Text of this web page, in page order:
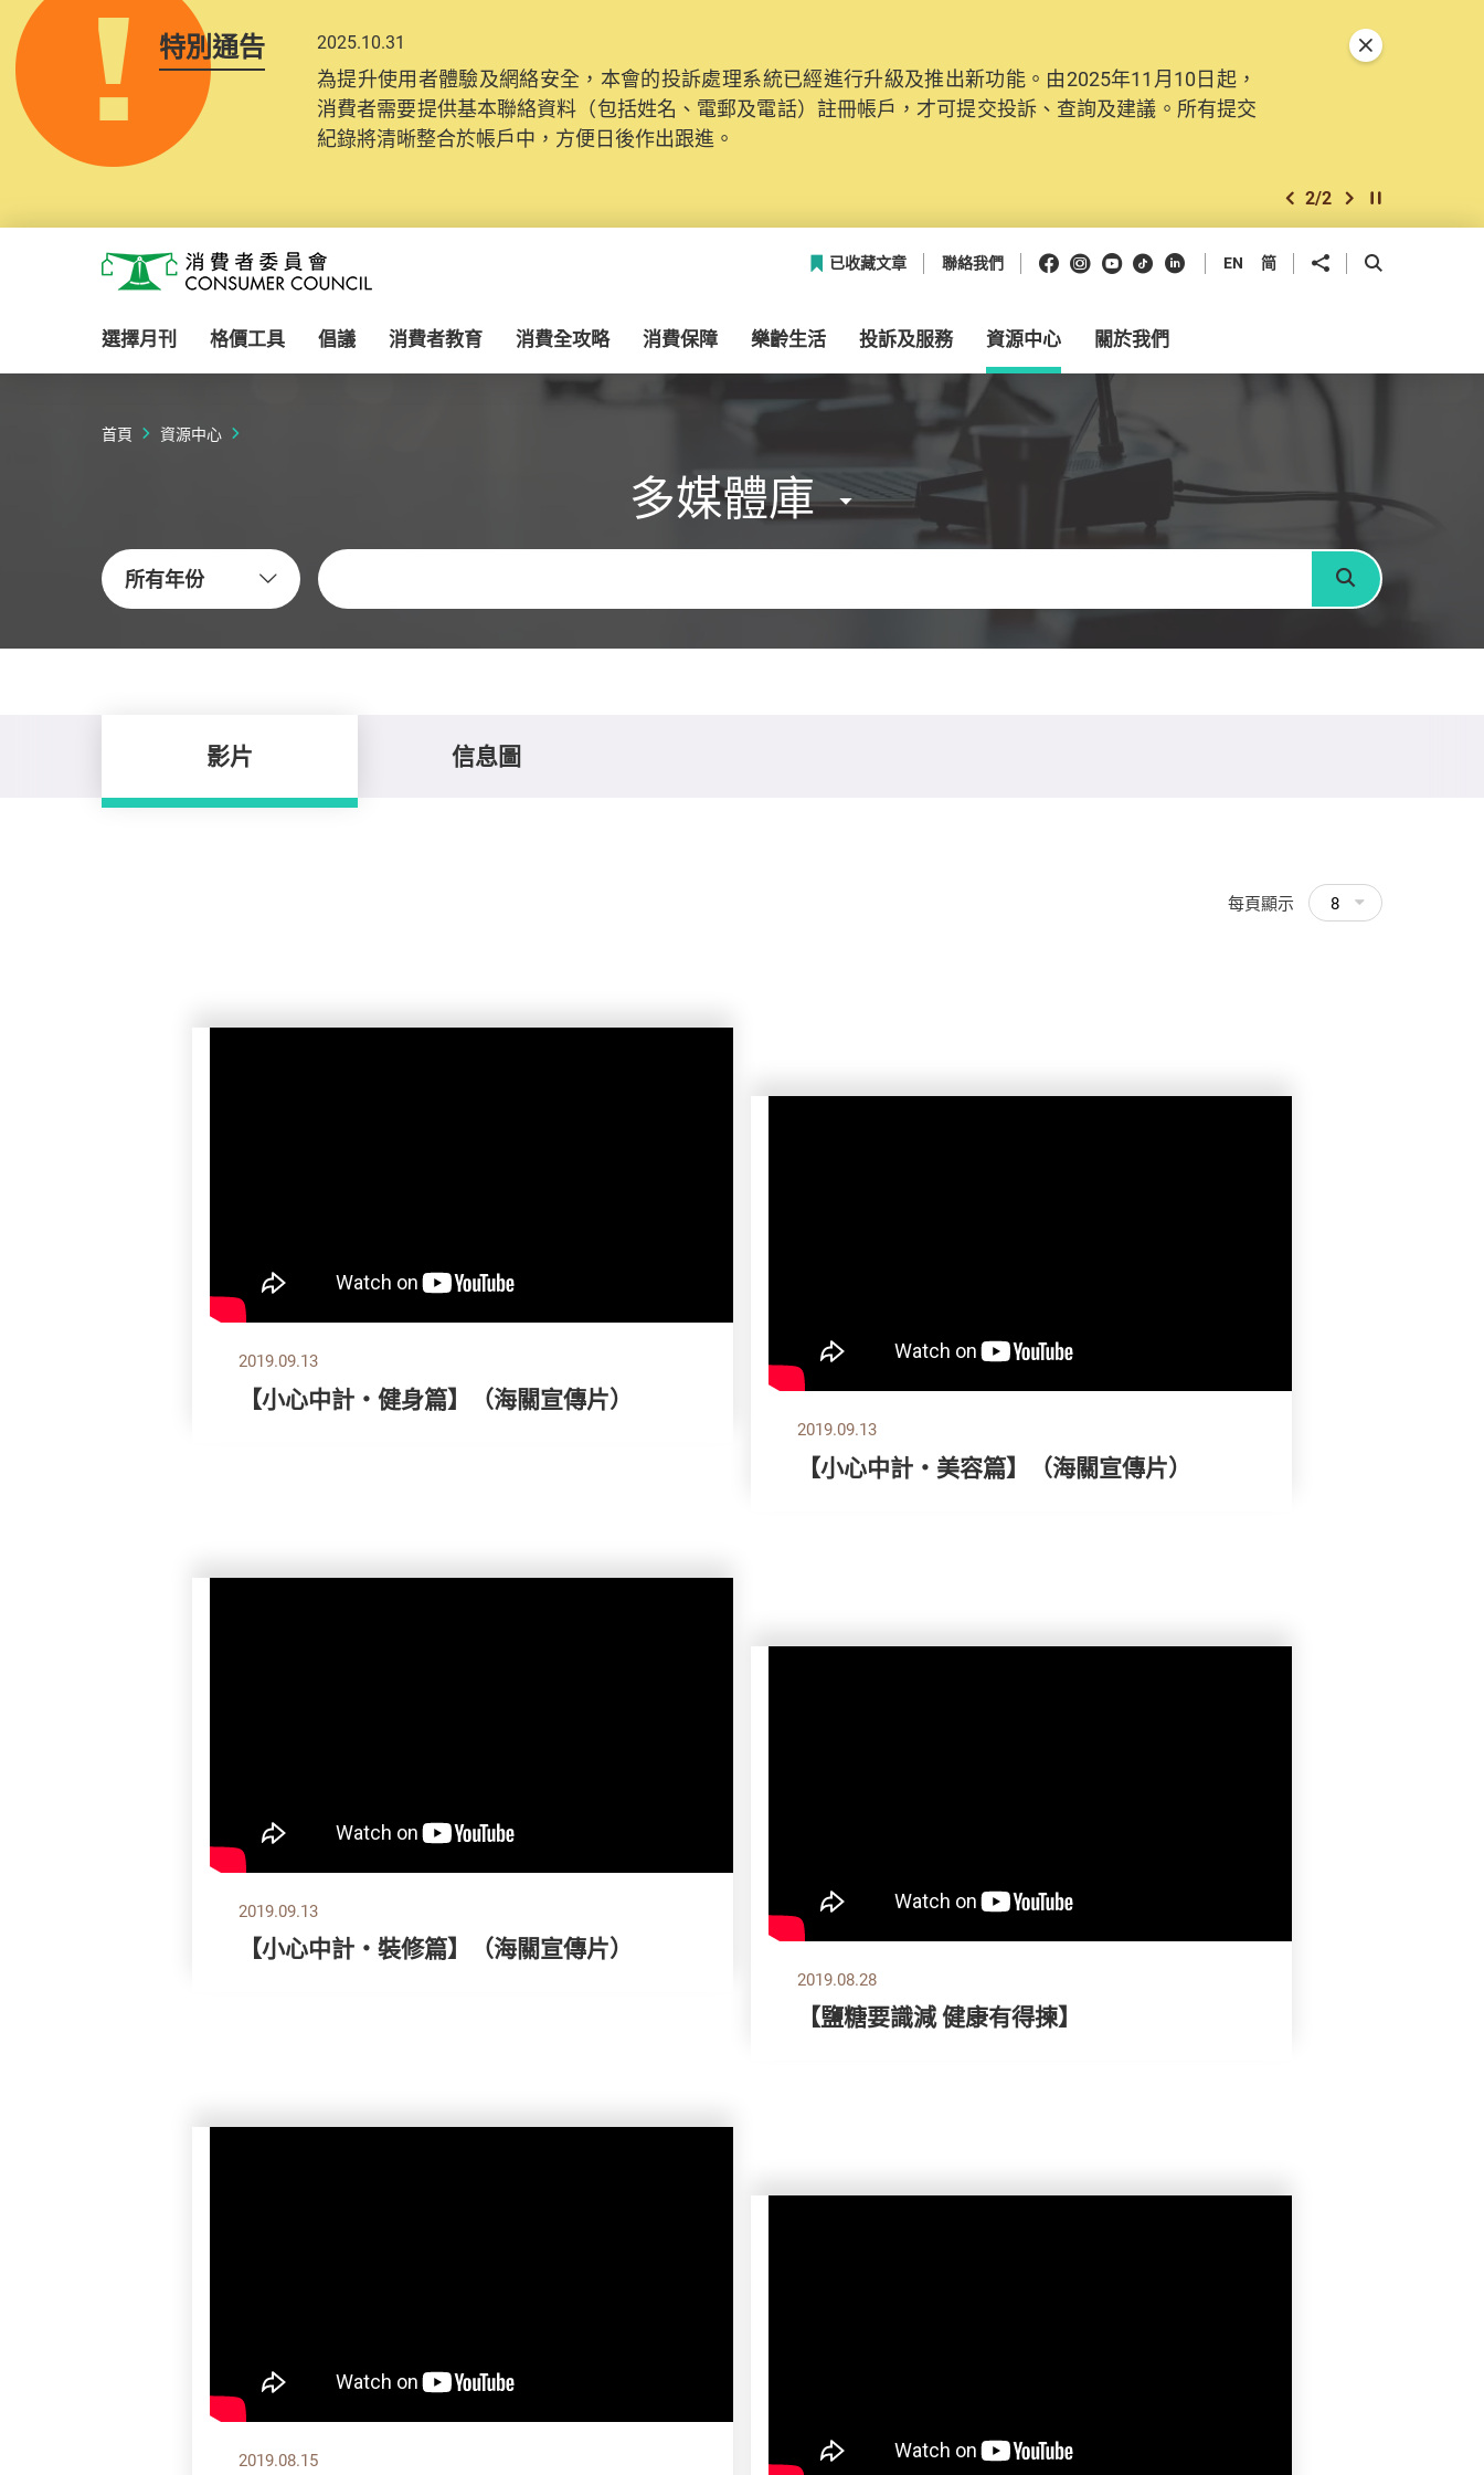
特別通告 2025.10.31
為提升使用者體驗及網絡安全，本會的投訴處理系統已經進行升級及推出新功能。由2025年11月10日起，
消費者需要提供基本聯絡資料（包括姓名、電郵及電話）註冊帳戶，才可提交投訴、查詢及建議。所有提交
紀錄將清晰整合於帳戶中，方便日後作出跟進。
上一個
2/2 下一個開始/暫停幻燈
關閉特別通告
消費者委員會
已收藏文章 聯絡我們 Facebook
Instagram
Youtube
抖音領英 EN 简 分享到 開啟搜尋框
選擇月刊 格價工具 倡議 消費者教育 消費全攻略 消費保障 樂齡生活 投訴及服務 資源中心 關於我們
首頁 資源中心
多媒體庫
所有年份
關鍵字
搜尋
影片 信息圖
每頁顯示 8
2019.09.13
【小心中計‧健身篇】（海關宣傳片）
2019.09.13
【小心中計‧美容篇】（海關宣傳片）
2019.09.13
【小心中計‧裝修篇】（海關宣傳片）
2019.08.28
【鹽糖要識減 健康有得揀】
2019.08.15